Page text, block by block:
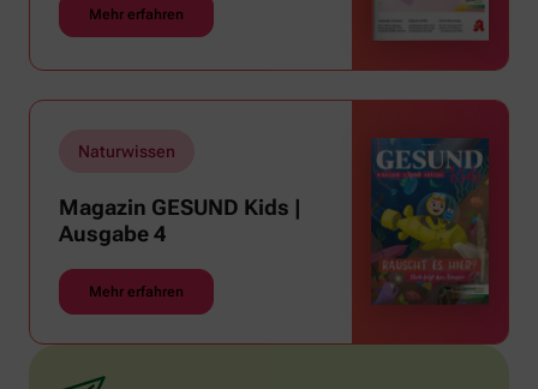
Mehr erfahren
Naturwissen
Magazin GESUND Kids |
Ausgabe 4
Mehr erfahren